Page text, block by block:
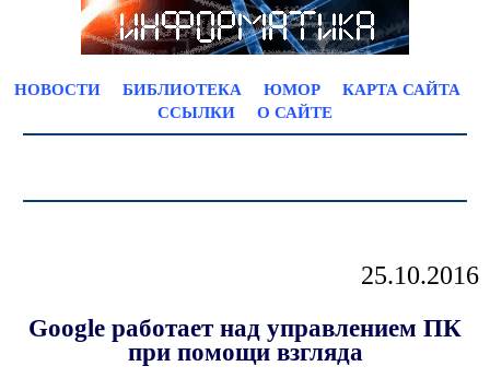
НОВОСТИ БИБЛИОТЕКА ЮМОР
КАРТА САЙТА
ССЫЛКИ
О САЙТЕ
25.10.2016
Google работает над управлением ПК
при помощи взгляда